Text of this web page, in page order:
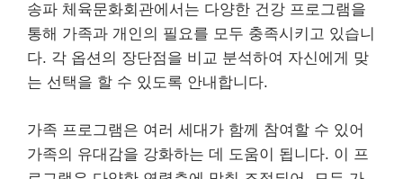
송파 체육문화회관에서는 다양한 건강 프로그램을
통해 가족과 개인의 필요를 모두 충족시키고 있습니
다. 각 옵션의 장단점을 비교 분석하여 자신에게 맞
는 선택을 할 수 있도록 안내합니다.
가족 프로그램은 여러 세대가 함께 참여할 수 있어
가족의 유대감을 강화하는 데 도움이 됩니다. 이 프